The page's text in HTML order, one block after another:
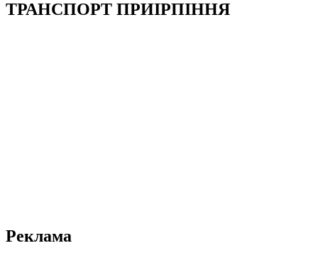
ТРАНСПОРТ ПРИІРПІННЯ
Реклама